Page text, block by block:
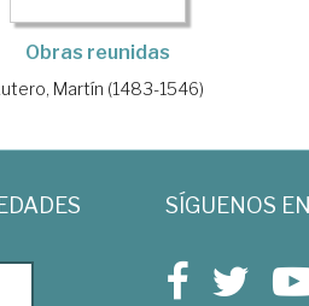
Obras reunidas
Martín (1483-1546)
SÍGUENOS EN